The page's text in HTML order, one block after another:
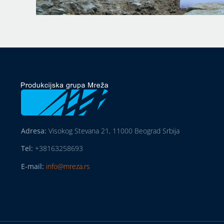
Adresa: Visokog Stevana 21, 11000 Beograd Srbija
Tel: +38163258693
E-mail: info@mreza.rs